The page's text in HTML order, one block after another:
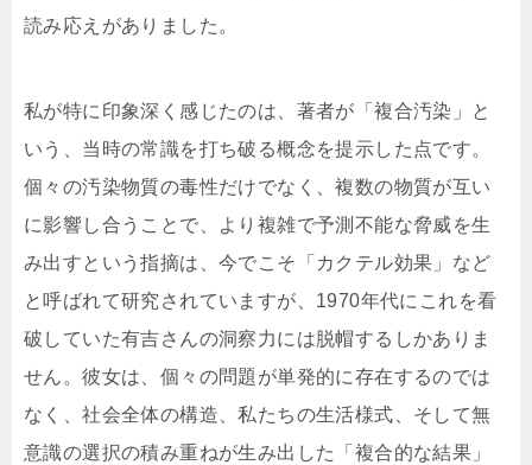
読み応えがありました。
私が特に印象深く感じたのは、著者が「複合汚染」と
いう、当時の常識を打ち破る概念を提示した点です。
個々の汚染物質の毒性だけでなく、複数の物質が互い
に影響し合うことで、より複雑で予測不能な脅威を生
み出すという指摘は、今でこそ「カクテル効果」など
と呼ばれて研究されていますが、1970年代にこれを看
破していた有吉さんの洞察力には脱帽するしかありま
せん。彼女は、個々の問題が単発的に存在するのでは
なく、社会全体の構造、私たちの生活様式、そして無
意識の選択の積み重ねが生み出した「複合的な結果」